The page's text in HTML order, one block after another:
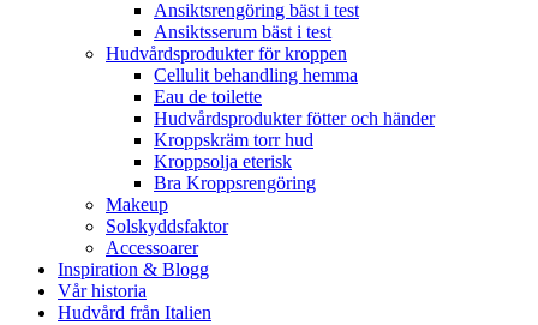
Ansiktsrengöring bäst i test
Ansiktsserum bäst i test
Hudvårdsprodukter för kroppen
Cellulit behandling hemma
Eau de toilette
Hudvårdsprodukter fötter och händer
Kroppskräm torr hud
Kroppsolja eterisk
Bra Kroppsrengöring
Makeup
Solskyddsfaktor
Accessoarer
Inspiration & Blogg
Vår historia
Hudvård från Italien